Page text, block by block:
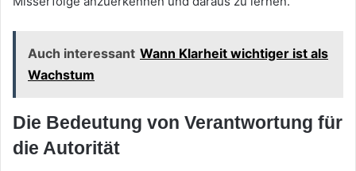
Auch interessant Wann Klarheit wichtiger ist als
Wachstum
Die Bedeutung von Verantwortung für
die Autorität